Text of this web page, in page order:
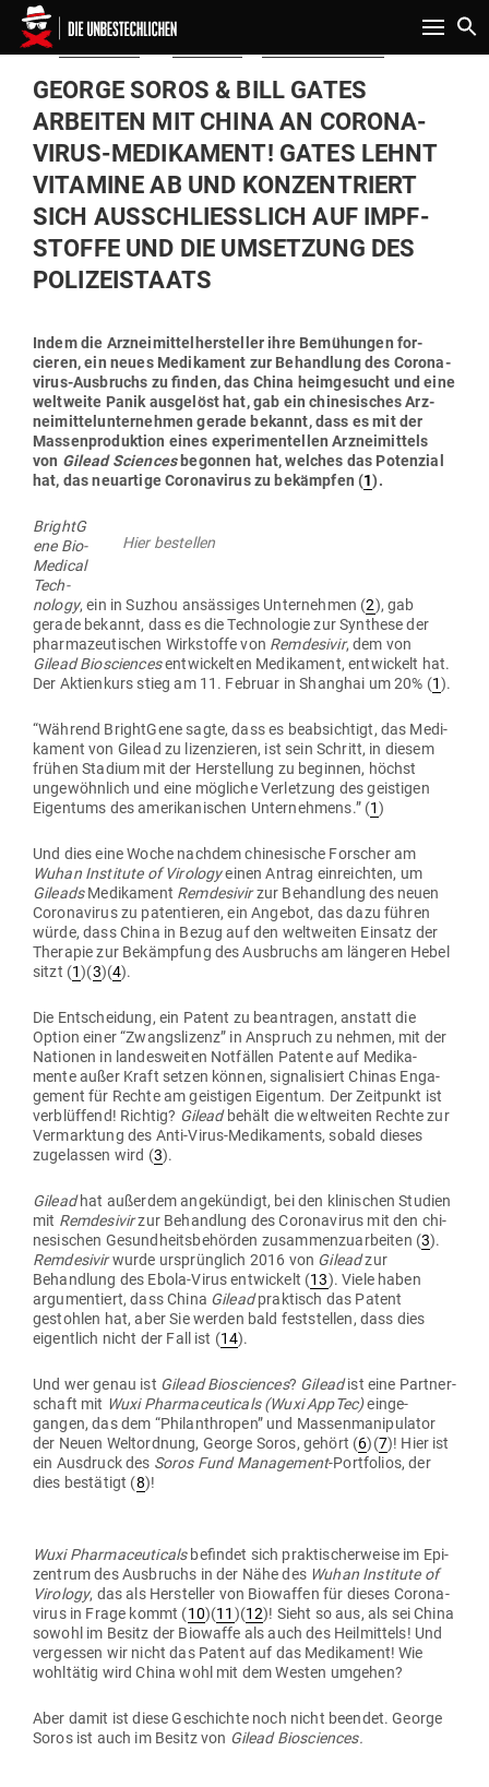
Toggle
Am
GEORGE SOROS & BILL GATES
ARBEITEN MIT CHINA AN CORO­NA­
VIRUS-MEDI­KAMENT! GATES LEHNT
VIT­AMINE AB UND KON­ZEN­TRIERT
SICH AUS­SCHLIESSLICH AUF IMPF­S
TOFFE UND DIE UMSETZUNG DES P
OLIZEISTAATS
Indem die Arz­nei­mit­tel­her­steller ihre Bemü­hungen for­
cieren, ein neues Medi­kament zur Behandlung des Coro­na­
virus-Aus­bruchs zu finden, das China heim­ge­sucht und eine
welt­weite Panik aus­gelöst hat, gab ein chi­ne­si­sches Arz­
nei­mit­tel­un­ter­nehmen gerade bekannt, dass es mit der
Mas­sen­pro­duktion eines expe­ri­men­tellen Arz­nei­mittels
von Gilead Sci­encesbegonnen hat, welches das Potenzial
hat, das neu­artige Coro­na­virus zu bekämpfen (1).
Hier bestellen
BrightG
ene Bio-
Medical
Tech­
nology, ein in Suzhou ansäs­siges Unter­nehmen (2), gab
gerade bekannt, dass es die Tech­no­logie zur Syn­these der
phar­ma­zeu­ti­schen Wirk­stoffe von Rem­de­sivir, dem von
Gilead Bio­sci­encesent­wi­ckelten Medi­kament, ent­wi­ckelt hat.
Der Akti­enkurs stieg am 11. Februar in Shanghai um 20% (1).
“Während BrightGene sagte, dass es beab­sichtigt, das Medi­
kament von Gilead zu lizen­zieren, ist sein Schritt, in diesem
frühen Stadium mit der Her­stellung zu beginnen, höchst
unge­wöhnlich und eine mög­liche Ver­letzung des geis­tigen
Eigentums des ame­ri­ka­ni­schen Unter­nehmens.” (1)
Und dies eine Woche nachdem chi­ne­sische For­scher am
Wuhan Institute of Virologyeinen Antrag ein­reichten, um
GileadsMedi­kament Rem­de­sivirzur Behandlung des neuen
Coro­na­virus zu paten­tieren, ein Angebot, das dazu führen
würde, dass China in Bezug auf den welt­weiten Einsatz der
The­rapie zur Bekämpfung des Aus­bruchs am län­geren Hebel
sitzt (1)(3)(4).
Die Ent­scheidung, ein Patent zu bean­tragen, anstatt die
Option einer “Zwangs­lizenz” in Anspruch zu nehmen, mit der
Nationen in lan­des­weiten Not­fällen Patente auf Medi­ka­
mente außer Kraft setzen können, signa­li­siert Chinas Enga­
gement für Rechte am geis­tigen Eigentum. Der Zeit­punkt ist
ver­blüffend! Richtig? Gileadbehält die welt­weiten Rechte zur
Ver­marktung des Anti-Virus-Medi­ka­ments, sobald dieses
zuge­lassen wird (3).
Gileadhat außerdem ange­kündigt, bei den kli­ni­schen Studien
mit Rem­de­sivirzur Behandlung des Coro­na­virus mit den chi­
ne­si­schen Gesund­heits­be­hörden zusam­men­zu­ar­beiten (3).
Rem­de­sivirwurde ursprünglich 2016 von Gileadzur
Behandlung des Ebola-Virus ent­wi­ckelt (13). Viele haben
argu­men­tiert, dass China Gileadprak­tisch das Patent
gestohlen hat, aber Sie werden bald fest­stellen, dass dies
eigentlich nicht der Fall ist (14).
Und wer genau ist Gilead Bio­sci­ences? Gileadist eine Part­ner­
schaft mit Wuxi Phar­maceu­ticals (Wuxi AppTec)ein­ge­
gangen, das dem “Phil­an­thropen” und Mas­sen­ma­ni­pu­lator
der Neuen Welt­ordnung, George Soros, gehört (6)(7)! Hier ist
ein Aus­druck des Soros Fund Management-Port­folios, der
dies bestätigt (8)!
Wuxi Phar­maceu­ticalsbefindet sich prak­ti­scher­weise im Epi­
zentrum des Aus­bruchs in der Nähe des Wuhan Institute of
Virology, das als Her­steller von Bio­waffen für dieses Coro­na­
virus in Frage kommt (10)(11 )(12)! Sieht so aus, als sei China
sowohl im Besitz der Bio­waffe als auch des Heil­mittels! Und
ver­gessen wir nicht das Patent auf das Medi­kament! Wie
wohl­tätig wird China wohl mit dem Westen umgehen?
Aber damit ist diese Geschichte noch nicht beendet. George
Soros ist auch im Besitz von Gilead Bio­sci­ences.